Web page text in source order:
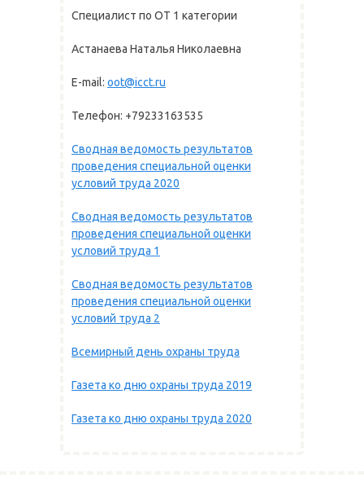
Специалист по ОТ 1 категории
Астанаева Наталья Николаевна
E-mail: oot@icct.ru
Телефон: +79233163535
Сводная ведомость результатов
проведения специальной оценки
условий труда 2020
Сводная ведомость результатов
проведения специальной оценки
условий труда 1
Сводная ведомость результатов
проведения специальной оценки
условий труда 2
Всемирный день охраны труда
Газета ко дню охраны труда 2019
Газета ко дню охраны труда 2020